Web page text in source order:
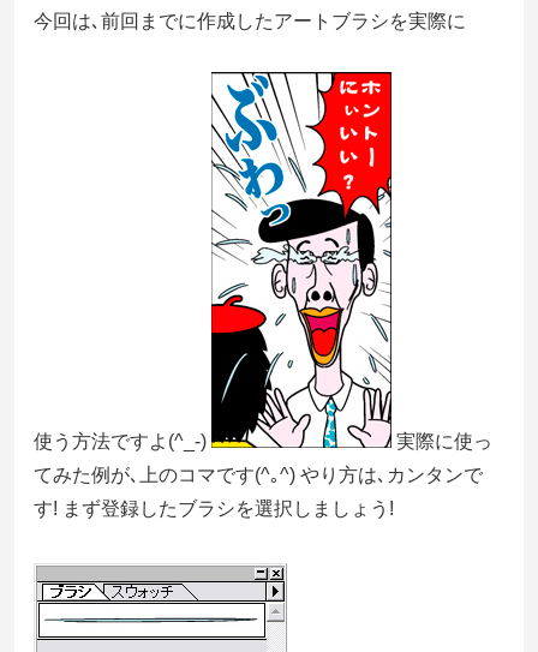
今回は､前回までに作成したアートブラシを実際に
使う方法ですよ(^_-)
実際に使っ
てみた例が､上のコマです(^｡^) やり方は､カンタンで
す! まず登録したブラシを選択しましょう!